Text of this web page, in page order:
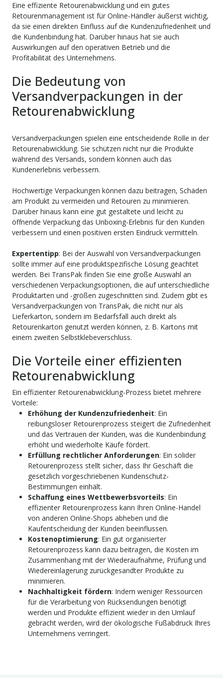
Eine effiziente Retourenabwicklung und ein gutes
Retourenmanagement ist für Online-Händler äußerst wichtig,
da sie einen direkten Einfluss auf die Kundenzufriedenheit und
die Kundenbindung hat. Darüber hinaus hat sie auch
Auswirkungen auf den operativen Betrieb und die
Profitabilität des Unternehmens.
Die Bedeutung von
Versandverpackungen in der
Retourenabwicklung
Versandverpackungen spielen eine entscheidende Rolle in der
Retourenabwicklung. Sie schützen nicht nur die Produkte
während des Versands, sondern können auch das
Kundenerlebnis verbessern.
Hochwertige Verpackungen können dazu beitragen, Schäden
am Produkt zu vermeiden und Retouren zu minimieren.
Darüber hinaus kann eine gut gestaltete und leicht zu
öffnende Verpackung das Unboxing-Erlebnis für den Kunden
verbessern und einen positiven ersten Eindruck vermitteln.
Expertentipp: Bei der Auswahl von Versandverpackungen
sollte immer auf eine produktspezifische Lösung geachtet
werden. Bei TransPak finden Sie eine große Auswahl an
verschiedenen Verpackungsoptionen, die auf unterschiedliche
Produktarten und -größen zugeschnitten sind. Zudem gibt es
Versandverpackungen von TransPak, die nicht nur als
Lieferkarton, sondern im Bedarfsfall auch direkt als
Retourenkarton genutzt werden können, z. B. Kartons mit
einem zweiten Selbstklebeverschluss.
Die Vorteile einer effizienten
Retourenabwicklung
Ein effizienter Retourenabwicklung-Prozess bietet mehrere
Vorteile:
Erhöhung der Kundenzufriedenheit: Ein
reibungsloser Retourenprozess steigert die Zufriedenheit
und das Vertrauen der Kunden, was die Kundenbindung
erhöht und wiederholte Käufe fördert.
Erfüllung rechtlicher Anforderungen: Ein solider
Retourenprozess stellt sicher, dass Ihr Geschäft die
gesetzlich vorgeschriebenen Kundenschutz-
Bestimmungen einhält.
Schaffung eines Wettbewerbsvorteils: Ein
effizienter Retourenprozess kann Ihren Online-Handel
von anderen Online-Shops abheben und die
Kaufentscheidung der Kunden beeinflussen.
Kostenoptimierung: Ein gut organisierter
Retourenprozess kann dazu beitragen, die Kosten im
Zusammenhang mit der Wiederaufnahme, Prüfung und
Wiedereinlagerung zurückgesandter Produkte zu
minimieren.
Nachhaltigkeit fördern: Indem weniger Ressourcen
für die Verarbeitung von Rücksendungen benötigt
werden und Produkte effizient wieder in den Umlauf
gebracht werden, wird der ökologische Fußabdruck Ihres
Unternehmens verringert.